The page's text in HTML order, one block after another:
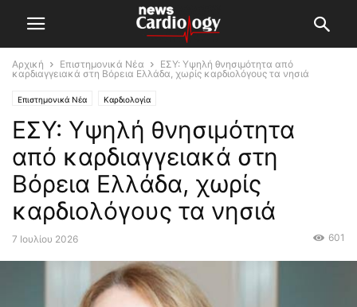
Αρχική Επιστημονικά Νέα
ΕΣΥ: Υψηλή θνησιμότητα από
καρδιαγγειακά στη Βόρεια Ελλάδα, χωρίς καρδιολόγους τα νησιά
Επιστημονικά Νέα Καρδιολογία
ΕΣΥ: Υψηλή θνησιμότητα
από καρδιαγγειακά στη
Βόρεια Ελλάδα, χωρίς
καρδιολόγους τα νησιά
7 Ιουλίου 2026 601